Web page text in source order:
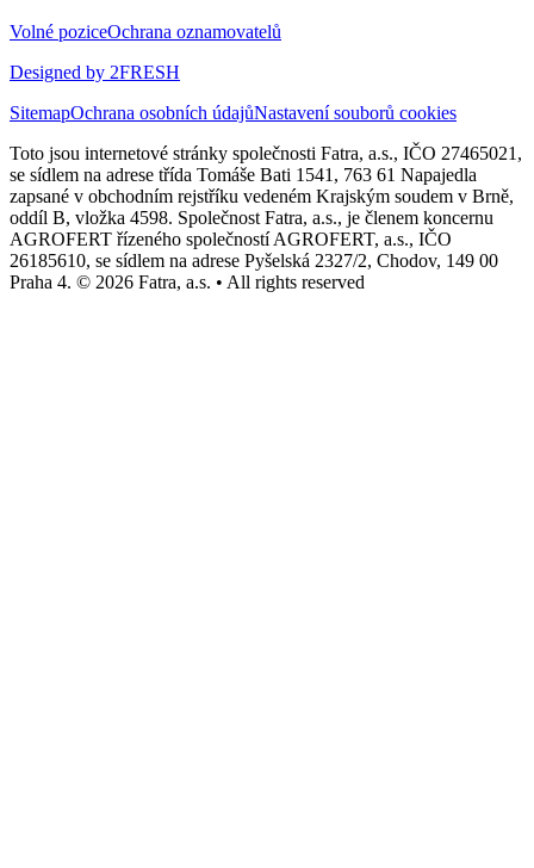
Volné poziceOchrana oznamovatelů
Designed by 2FRESH
SitemapOchrana osobních údajůNastavení souborů cookies
Toto jsou internetové stránky společnosti Fatra, a.s., IČO 27465021,
se sídlem na adrese třída Tomáše Bati 1541, 763 61 Napajedla
zapsané v obchodním rejstříku vedeném Krajským soudem v Brně,
oddíl B, vložka 4598. Společnost Fatra, a.s., je členem koncernu
AGROFERT řízeného společností AGROFERT, a.s., IČO
26185610, se sídlem na adrese Pyšelská 2327/2, Chodov, 149 00
Praha 4. © 2026 Fatra, a.s. • All rights reserved